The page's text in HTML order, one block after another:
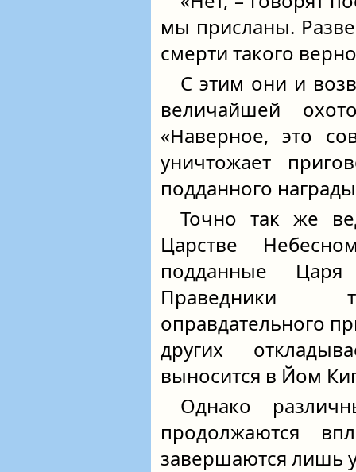
мы присланы.
смерти такого
С этим они и
величайшей
«Наверное, это
уничтожает
подданного
Точно так же
Царстве
подданные
Праведники
оправдательного
других
выносится в Йом
Однако
продолжаются
завершаются лишь